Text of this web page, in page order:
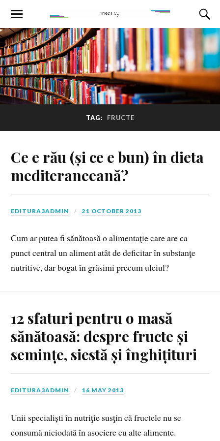
TAG: FRUCTE
Ce e rău (și ce e bun) în dieta
mediteraneeană?
EDITURA3ADMIN 21 OCTOBER 2013
Cum ar putea fi sănătoasă o alimentaţie care are ca
punct central un aliment atât de deficitar în substanţe
nutritive, dar bogat în grăsimi precum uleiul?
12 sfaturi pentru o masă
sănătoasă: despre fructe și
semințe, siestă și înghițituri
EDITURA3ADMIN 16 MAY 2013
Unii specialiști în nutriţie susţin că fructele nu se
consumă niciodată în asociere cu alte alimente.